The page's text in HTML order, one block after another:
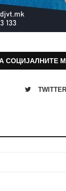
СОЦИЈАЛНИТЕ
TWITTER